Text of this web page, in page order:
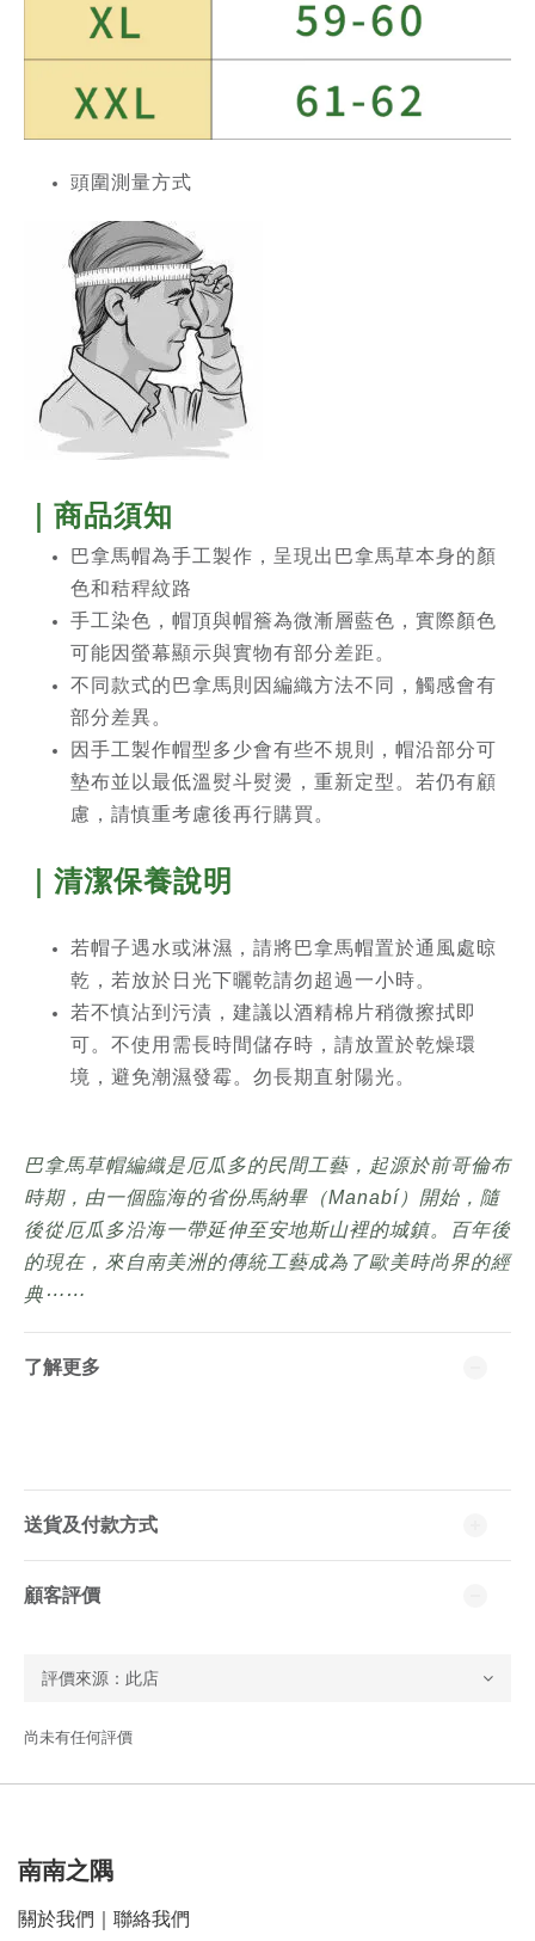
頭圍測量方式
｜商品須知
巴拿馬帽為手工製作，呈現出巴拿馬草本身的顏
色和秸稈紋路
手工染色，帽頂與帽簷為微漸層藍色，實際顏色
可能因螢幕顯示與實物有部分差距。
不同款式的巴拿馬則因編織方法不同，觸感會有
部分差異。
因手工製作帽型多少會有些不規則，帽沿部分可
墊布並以最低溫熨斗熨燙，重新定型。若仍有顧
慮，請慎重考慮後再行購買。
｜清潔保養說明
若帽子遇水或淋濕，請將巴拿馬帽置於通風處晾
乾，若放於日光下曬乾請勿超過一小時。
若不慎沾到污漬，建議以酒精棉片稍微擦拭即
可。不使用需長時間儲存時，請放置於乾燥環
境，避免潮濕發霉。勿長期直射陽光。
巴拿馬草帽編織是厄瓜多的民間工藝，起源於前哥倫布
時期，由一個臨海的省份馬納畢（Manabí）開始，隨
後從厄瓜多沿海一帶延伸至安地斯山裡的城鎮。百年後
的現在，來自南美洲的傳統工藝成為了歐美時尚界的經
典⋯⋯
了解更多
送貨及付款方式
顧客評價
尚未有任何評價
南南之隅
關於我們 聯絡我們